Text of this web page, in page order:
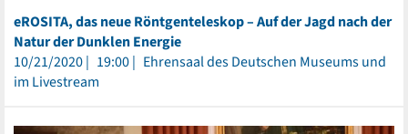
eROSITA, das neue Röntgenteleskop – Auf der Jagd nach der
Natur der Dunklen Energie
10/21/2020
19:00
Ehrensaal des Deutschen Museums und
im Livestream